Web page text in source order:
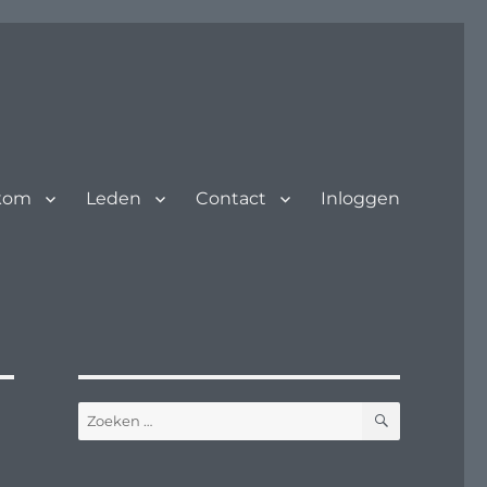
Leden Contact Inloggen
Zoeken
naar:
ZOEKEN